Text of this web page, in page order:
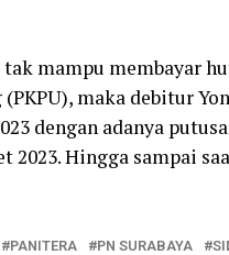
mampu membayar
(PKPU), maka debitur
dengan adanya
2023. Hingga sampai
PANITERA PN SURABAYA